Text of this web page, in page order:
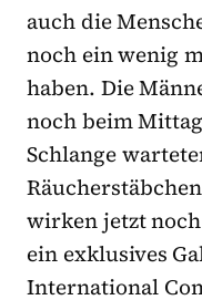
auch die
noch ein wenig
haben. Die
noch beim
Schlange
wirken jetzt
ein exklusives
International